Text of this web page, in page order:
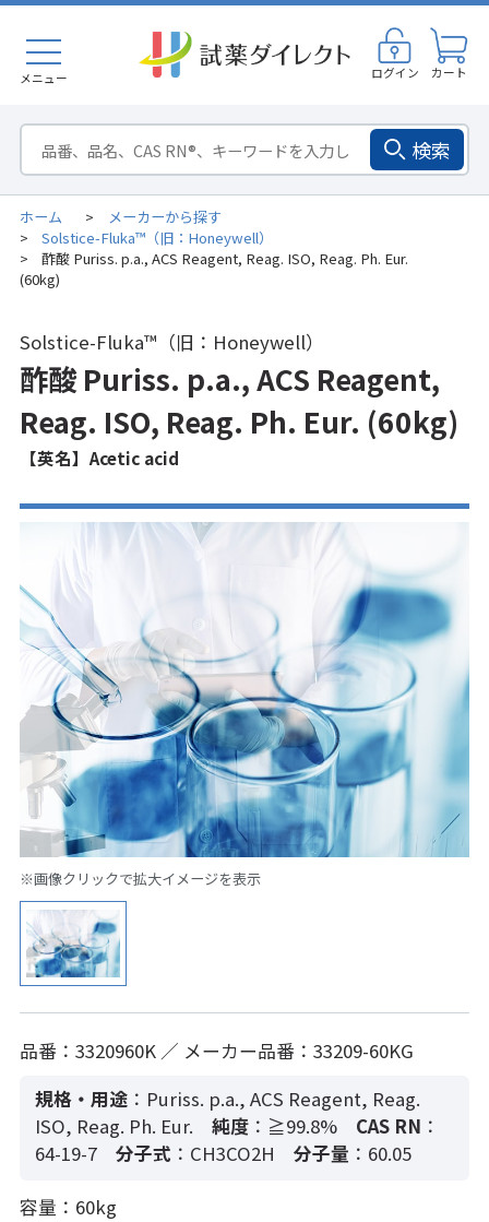
メニュー ログイン カート
検索
ホーム > メーカーから探す
> Solstice-Fluka™（旧：Honeywell）
>
酢酸 Puriss. p.a., ACS Reagent, Reag. ISO, Reag. Ph. Eur.
(60kg)
Solstice-Fluka™（旧：Honeywell）
酢酸 Puriss. p.a., ACS Reagent,
Reag. ISO, Reag. Ph. Eur. (60kg)
【英名】Acetic acid
※画像クリックで拡大イメージを表示
品番：3320960K ／ メーカー品番：33209-60KG
規格・用途 ：Puriss. p.a., ACS Reagent, Reag.
ISO, Reag. Ph. Eur.
純度：≧99.8% CAS RN ：
64-19-7
分子式 ：CH3CO2H 分子量 ：60.05
容量：60kg